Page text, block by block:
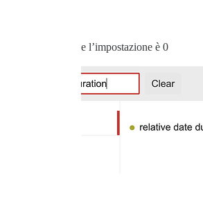
e l’impostazione è 0